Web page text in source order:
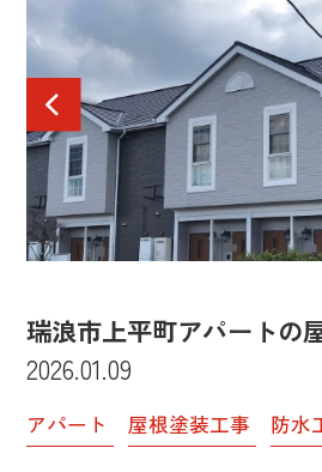
瑞浪市上平町アパートの
2026.01.09
アパート 屋根塗装工事 防水